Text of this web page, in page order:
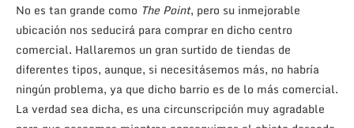
No es tan grande como The Point, pero su inmejorable
ubicación nos seducirá para comprar en dicho centro
comercial. Hallaremos un gran surtido de tiendas de
diferentes tipos, aunque, si necesitásemos más, no habría
ningún problema, ya que dicho barrio es de lo más comercial.
La verdad sea dicha, es una circunscripción muy agradable